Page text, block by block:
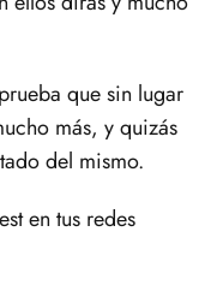
que sin lugar
más, y quizás
del mismo.
en tus redes